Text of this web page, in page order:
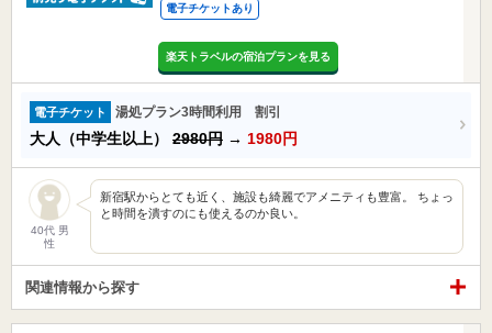
電子チケットあり
楽天トラベルの宿泊プランを見る
電子チケット 湯処プラン3時間利用 割引
大人（中学生以上） 2980円 → 1980円
40代 男
性
新宿駅からとても近く、施設も綺麗でアメニティも豊富。 ちょっ
と時間を潰すのにも使えるのか良い。
関連情報から探す